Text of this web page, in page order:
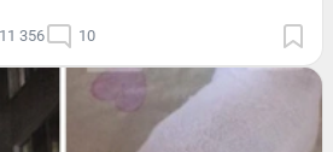
11 356 10